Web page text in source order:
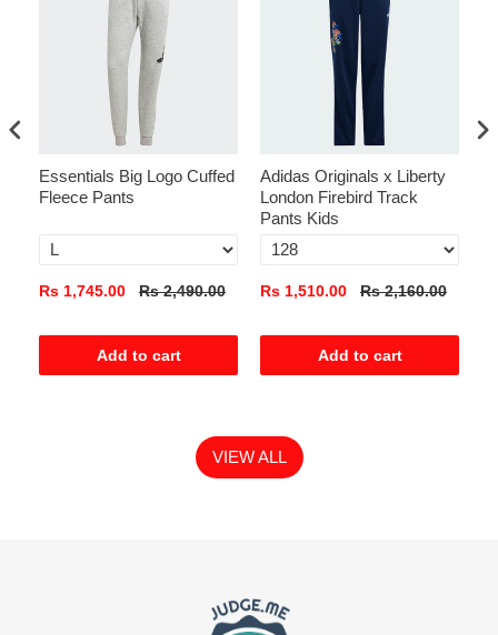
Essentials Big Logo Cuffed
Fleece Pants
Rs 1,745.00 Rs 2,490.00
Add to cart
Adidas Originals x Liberty
London Firebird Track
Pants Kids
Rs 1,510.00 Rs 2,160.00
Add to cart
VIEW ALL